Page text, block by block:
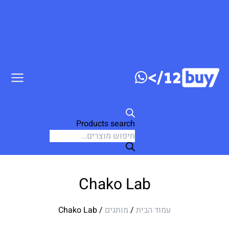
Products search
Chako Lab
מותגים / Chako Lab